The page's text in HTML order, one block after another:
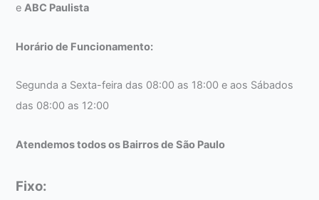
eABC Paulista
Horário de Funcionamento:
Segunda a Sexta-feira das 08:00 as 18:00 e aos Sábados
das 08:00 as 12:00
Atendemos todos os Bairros de São Paulo
Fixo: